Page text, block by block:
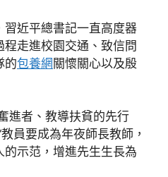
習近平總書記一直高度器
走進校園交通、致信問
的包養網 關懷關心以及殷
進者、教導扶貧的先行
員要成為年夜師長教師，
示范，增進先生生長為